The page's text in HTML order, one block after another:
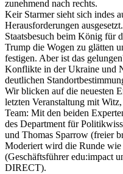
zunehmend nach rechts.
Keir Starmer sieht sich indes
Herausforderungen
Staatsbesuch beim König für
Trump die Wogen zu glätten
festigen. Aber ist das
Konflikte in der Ukraine und
deutlichen
Wir blicken auf die neuesten
letzten Veranstaltung mit
Team: Mit den beiden
des Department für
und Thomas Sparrow (freier
Moderiert wird die Runde
(Geschäftsführer edu:impact
DIRECT).